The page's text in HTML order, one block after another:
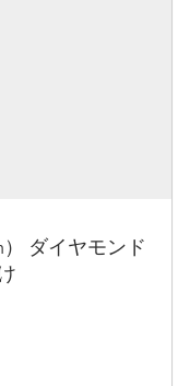
） ダイヤモンド